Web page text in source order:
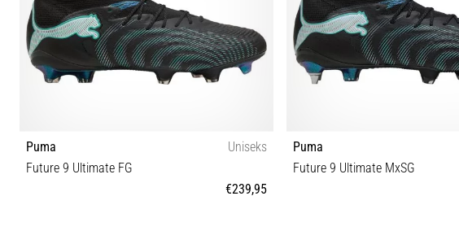
Puma
Uniseks
Future 9 Ultimate FG
€239,95
Puma
Future 9 Ultimate MxSG